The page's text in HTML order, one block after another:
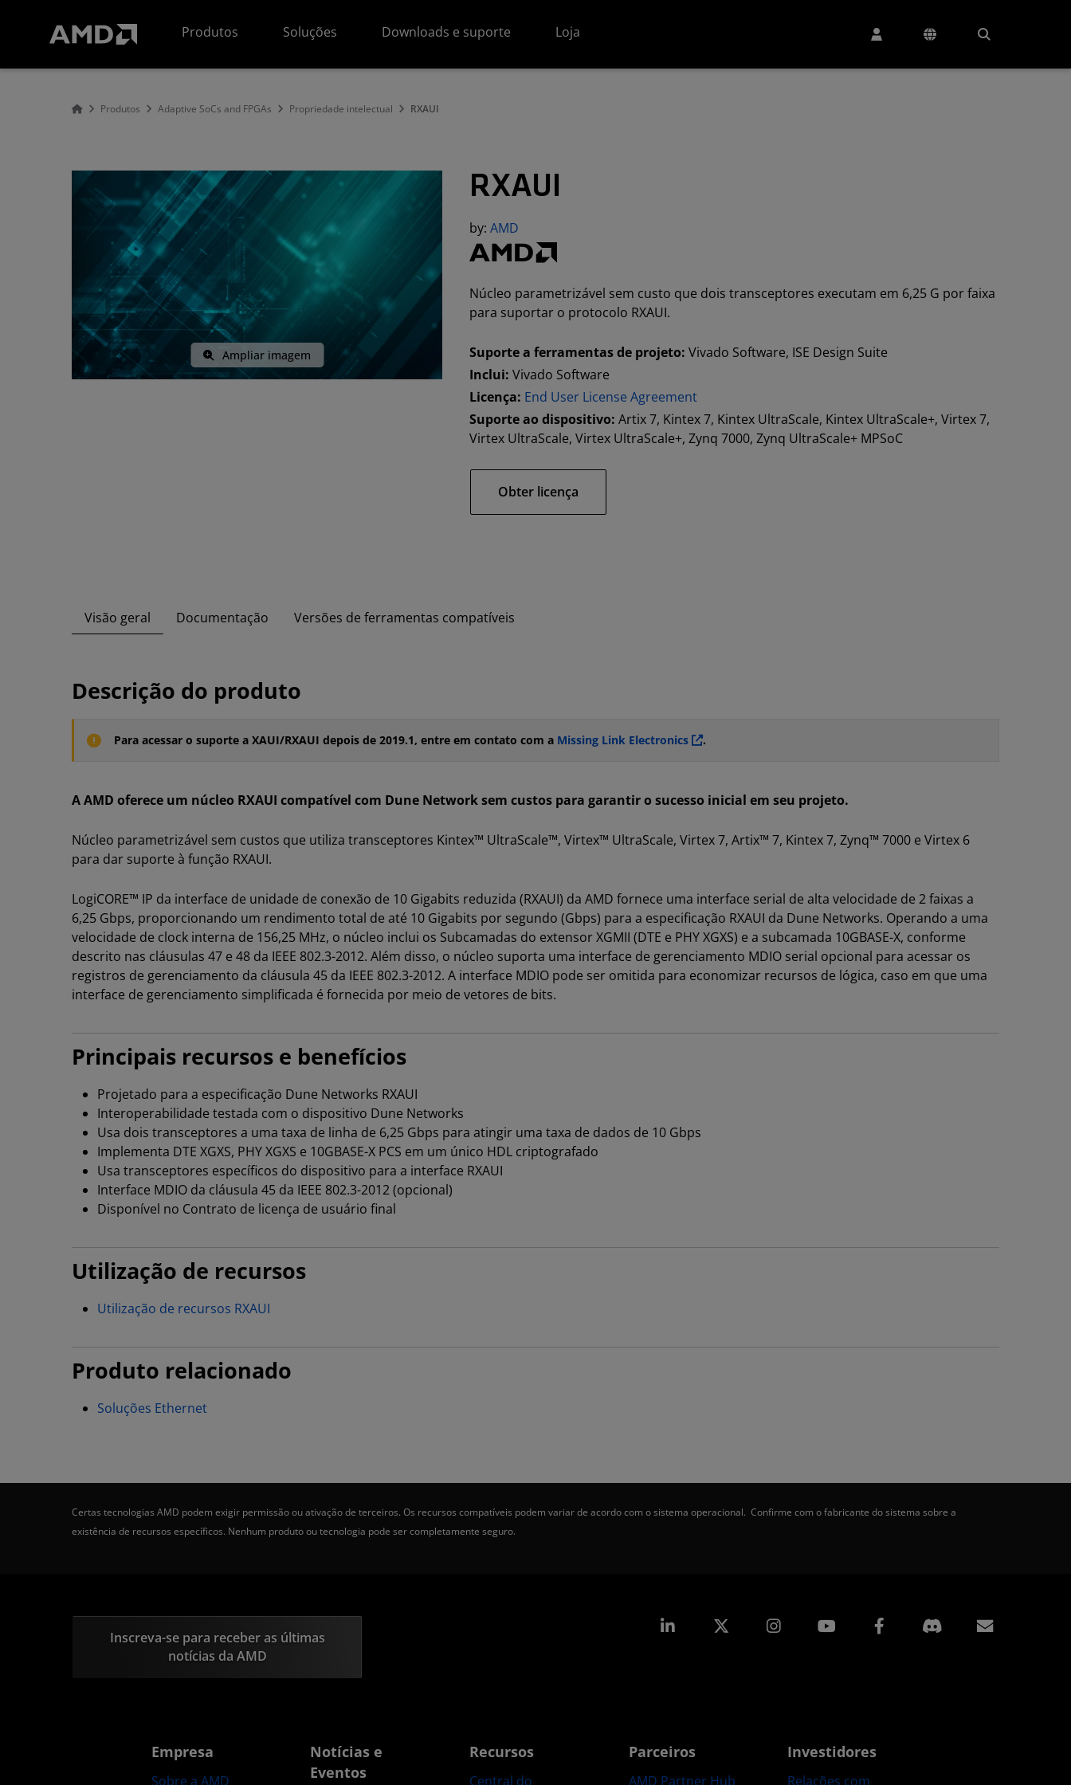
Produtos
Soluções Downloads e suporte Loja
Produtos Adaptive SoCs and FPGAs Propriedade intelectual RXAUI
Ampliar imagem
RXAUI
by:AMD
Núcleo parametrizável sem custo que dois transceptores executam em 6,25 G por faixa
para suportar o protocolo RXAUI.
Suporte a ferramentas de projeto:Vivado Software, ISE Design Suite
Inclui:Vivado Software
Licença: End User License Agreement
Suporte ao dispositivo:Artix 7, Kintex 7, Kintex UltraScale, Kintex UltraScale+, Virtex 7,
Virtex UltraScale, Virtex UltraScale+, Zynq 7000, Zynq UltraScale+ MPSoC
Obter licença
Visão geral Documentação Versões de ferramentas compatíveis
Descrição do produto
Para acessar o suporte a XAUI/RXAUI depois de 2019.1, entre em contato com a Missing Link Electronics .
A AMD oferece um núcleo RXAUI compatível com Dune Network sem custos para garantir o sucesso inicial em seu projeto.
Núcleo parametrizável sem custos que utiliza transceptores Kintex™ UltraScale™, Virtex™ UltraScale, Virtex 7, Artix™ 7, Kintex 7, Zynq™ 7000 e Virtex 6
para dar suporte à função RXAUI.
LogiCORE™ IP da interface de unidade de conexão de 10 Gigabits reduzida (RXAUI) da AMD fornece uma interface serial de alta velocidade de 2 faixas a
6,25 Gbps, proporcionando um rendimento total de até 10 Gigabits por segundo (Gbps) para a especificação RXAUI da Dune Networks. Operando a uma
velocidade de clock interna de 156,25 MHz, o núcleo inclui os Subcamadas do extensor XGMII (DTE e PHY XGXS) e a subcamada 10GBASE-X, conforme
descrito nas cláusulas 47 e 48 da IEEE 802.3-2012. Além disso, o núcleo suporta uma interface de gerenciamento MDIO serial opcional para acessar os
registros de gerenciamento da cláusula 45 da IEEE 802.3-2012. A interface MDIO pode ser omitida para economizar recursos de lógica, caso em que uma
interface de gerenciamento simplificada é fornecida por meio de vetores de bits.
Principais recursos e benefícios
Projetado para a especificação Dune Networks RXAUI
Interoperabilidade testada com o dispositivo Dune Networks
Usa dois transceptores a uma taxa de linha de 6,25 Gbps para atingir uma taxa de dados de 10 Gbps
Implementa DTE XGXS, PHY XGXS e 10GBASE-X PCS em um único HDL criptografado
Usa transceptores específicos do dispositivo para a interface RXAUI
Interface MDIO da cláusula 45 da IEEE 802.3-2012 (opcional)
Disponível no Contrato de licença de usuário final
Utilização de recursos
Utilização de recursos RXAUI
Produto relacionado
Soluções Ethernet
Certas tecnologias AMD podem exigir permissão ou ativação de terceiros. Os recursos compatíveis podem variar de acordo com o sistema operacional. Confirme com o fabricante do sistema sobre a
existência de recursos específicos. Nenhum produto ou tecnologia pode ser completamente seguro.
Inscreva-se para receber as últimas
notícias da AMD
Linkedin Instagram Facebook
Empresa
Sobre a AMD
Notícias e
Eventos
Recursos
Central do
Parceiros
AMD Partner Hub
Investidores
Relações com